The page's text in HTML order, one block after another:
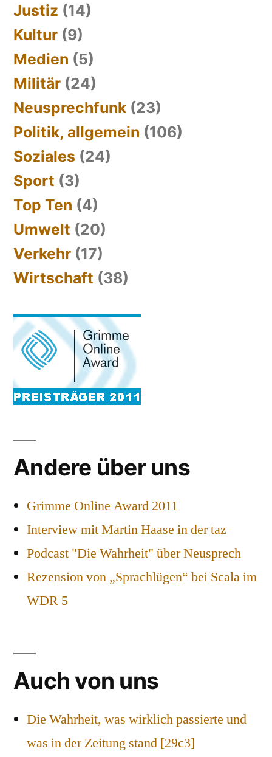
Justiz (14)
Kultur (9)
Medien (5)
Militär (24)
Neusprechfunk (23)
Politik, allgemein (106)
Soziales (24)
Sport (3)
Top Ten (4)
Umwelt (20)
Verkehr (17)
Wirtschaft (38)
Andere über uns
Grimme Online Award 2011
Interview mit Martin Haase in der taz
Podcast "Die Wahrheit" über Neusprech
Rezension von „Sprachlügen“ bei Scala im
WDR 5
Auch von uns
Die Wahrheit, was wirklich passierte und
was in der Zeitung stand [29c3]